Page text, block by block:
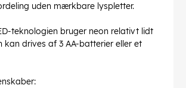
uden mærkbare lyspletter.
teknologien bruger neon relativt lidt
kan drives af 3 AA-batterier eller et